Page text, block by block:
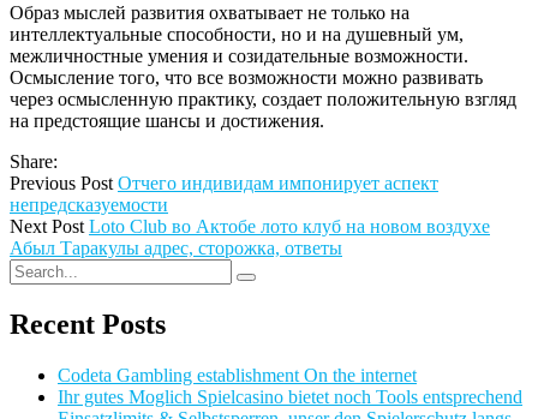
Образ мыслей развития охватывает не только на
интеллектуальные способности, но и на душевный ум,
межличностные умения и созидательные возможности.
Осмысление того, что все возможности можно развивать
через осмысленную практику, создает положительную взгляд
на предстоящие шансы и достижения.
Share:
Previous Post Отчего индивидам импонирует аспект
непредсказуемости
Next Post Loto Club во Актобе лото клуб на новом воздухе
Абыл Таракулы адрес, сторожка, ответы
Recent Posts
Codeta Gambling establishment On the internet
Ihr gutes Moglich Spielcasino bietet noch Tools entsprechend